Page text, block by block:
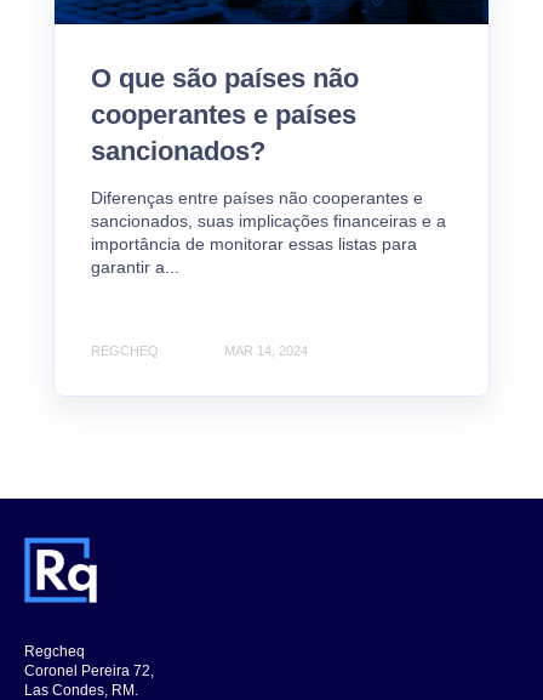
O que são países não
cooperantes e países
sancionados?
Diferenças entre países não cooperantes e
sancionados, suas implicações financeiras e a
importância de monitorar essas listas para
garantir a...
REGCHEQ MAR 14, 2024
Regcheq
Coronel Pereira 72,
Las Condes, RM.